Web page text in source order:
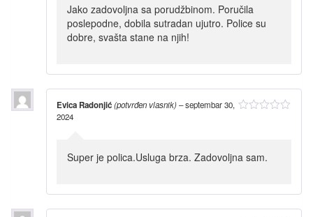
Jako zadovoljna sa porudžbinom. Poručila
poslepodne, dobila sutradan ujutro. Police su
dobre, svašta stane na njih!
Evica Radonjić(potvrđen vlasnik)–septembar 30,
2024
Super je polica.Usluga brza. Zadovoljna sam.